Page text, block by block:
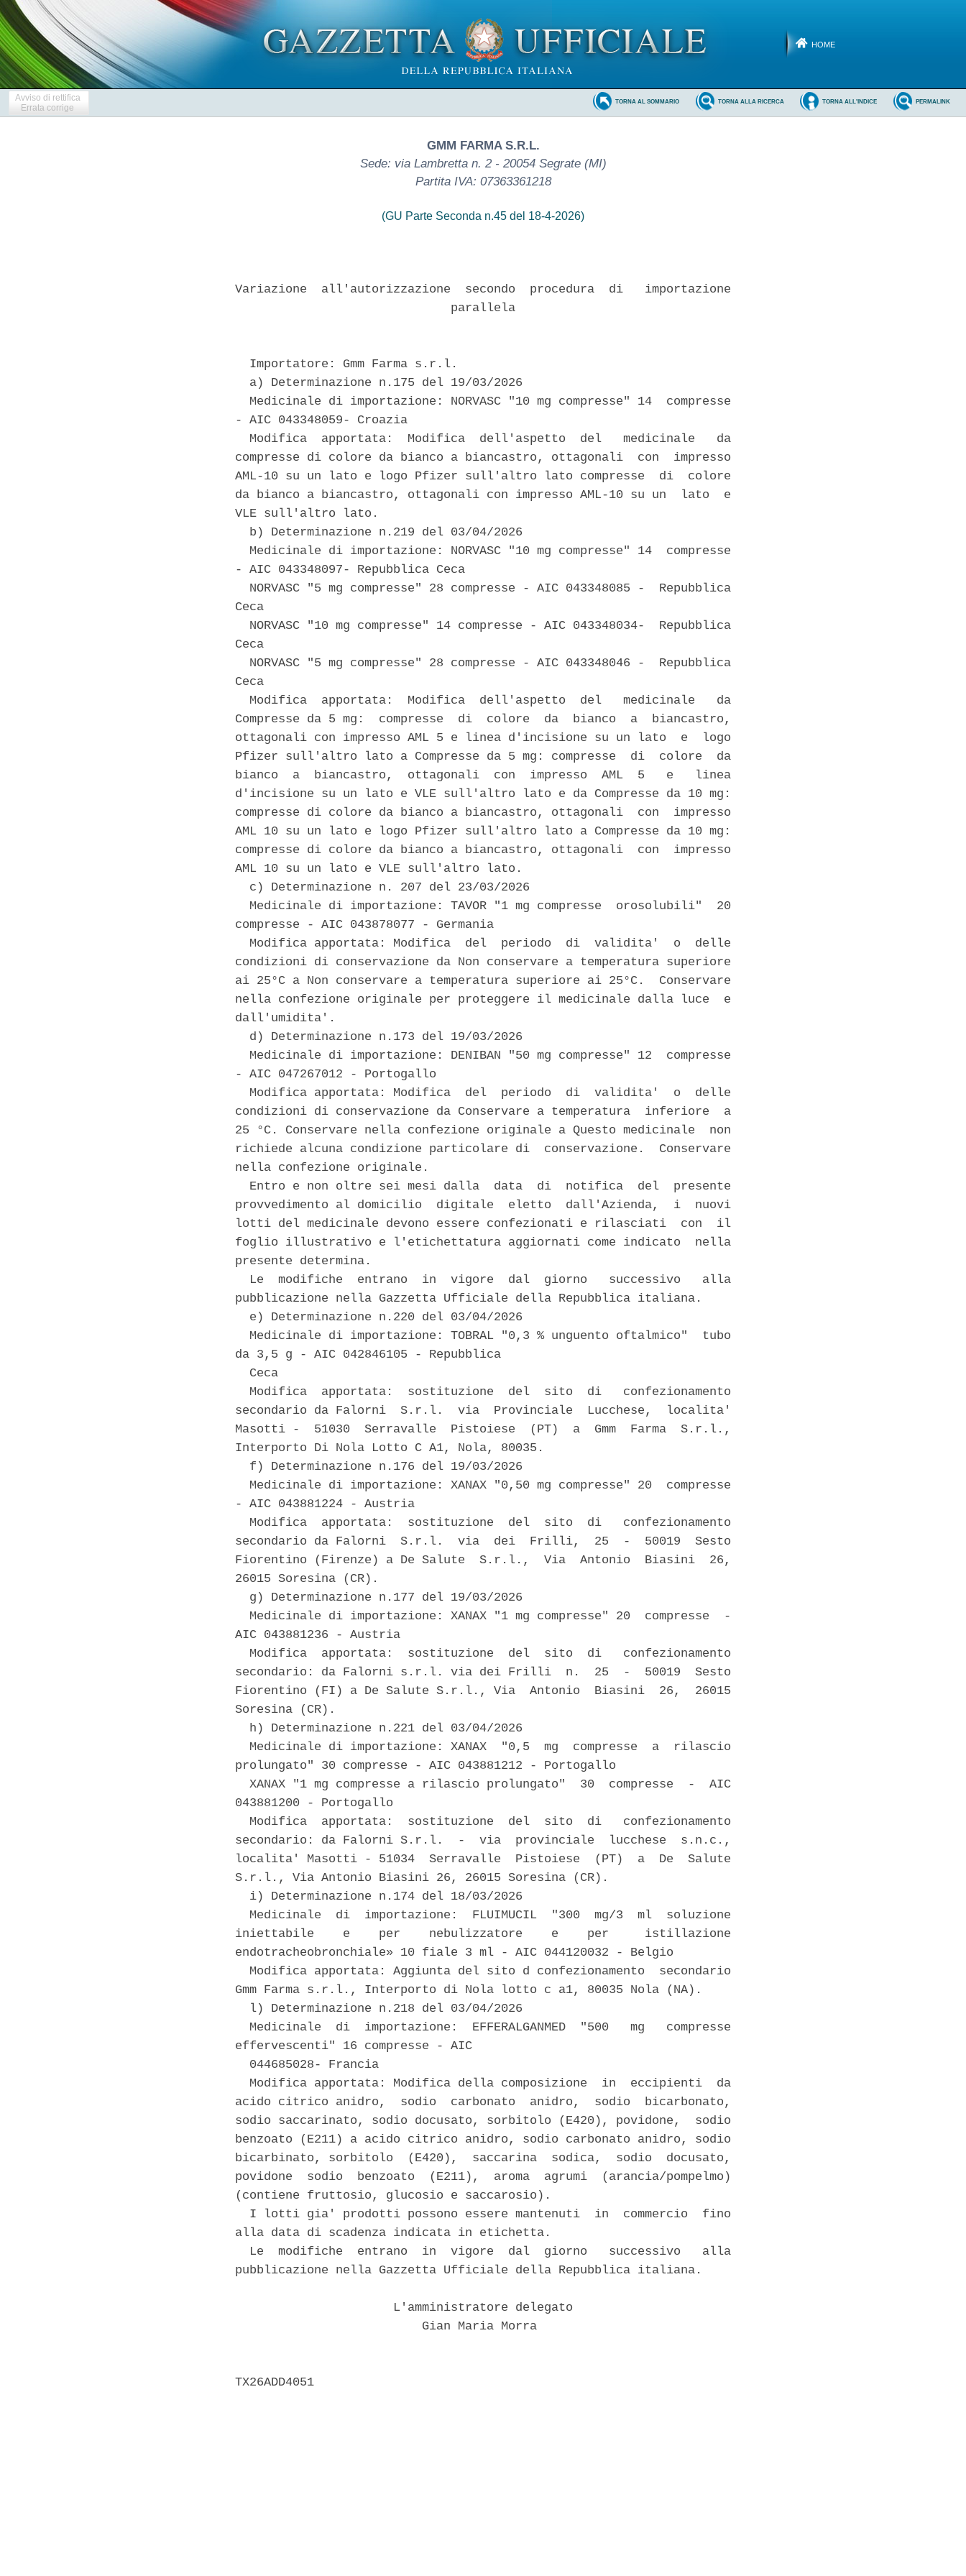
HOME
Avviso di rettifica
Errata corrige
PERMALINK
TORNA ALL'INDICE
TORNA ALLA RICERCA
TORNA AL SOMMARIO
GMM FARMA S.R.L.
Sede: via Lambretta n. 2 - 20054 Segrate (MI)
Partita IVA: 07363361218
(GU Parte Seconda n.45 del 18-4-2026)
Variazione  all'autorizzazione  secondo  procedura  di   importazione
                              parallela
  Importatore: Gmm Farma s.r.l.
  a) Determinazione n.175 del 19/03/2026
  Medicinale di importazione: NORVASC "10 mg compresse" 14  compresse
- AIC 043348059- Croazia
  Modifica  apportata:  Modifica  dell'aspetto  del   medicinale   da
compresse di colore da bianco a biancastro, ottagonali  con  impresso
AML-10 su un lato e logo Pfizer sull'altro lato compresse  di  colore
da bianco a biancastro, ottagonali con impresso AML-10 su un  lato  e
VLE sull'altro lato.
  b) Determinazione n.219 del 03/04/2026
  Medicinale di importazione: NORVASC "10 mg compresse" 14  compresse
- AIC 043348097- Repubblica Ceca
  NORVASC "5 mg compresse" 28 compresse - AIC 043348085 -  Repubblica
Ceca
  NORVASC "10 mg compresse" 14 compresse - AIC 043348034-  Repubblica
Ceca
  NORVASC "5 mg compresse" 28 compresse - AIC 043348046 -  Repubblica
Ceca
  Modifica  apportata:  Modifica  dell'aspetto  del   medicinale   da
Compresse da 5 mg:  compresse  di  colore  da  bianco  a  biancastro,
ottagonali con impresso AML 5 e linea d'incisione su un lato  e  logo
Pfizer sull'altro lato a Compresse da 5 mg: compresse  di  colore  da
bianco  a  biancastro,  ottagonali  con  impresso  AML  5   e   linea
d'incisione su un lato e VLE sull'altro lato e da Compresse da 10 mg:
compresse di colore da bianco a biancastro, ottagonali  con  impresso
AML 10 su un lato e logo Pfizer sull'altro lato a Compresse da 10 mg:
compresse di colore da bianco a biancastro, ottagonali  con  impresso
AML 10 su un lato e VLE sull'altro lato.
  c) Determinazione n. 207 del 23/03/2026
  Medicinale di importazione: TAVOR "1 mg compresse  orosolubili"  20
compresse - AIC 043878077 - Germania
  Modifica apportata: Modifica  del  periodo  di  validita'  o  delle
condizioni di conservazione da Non conservare a temperatura superiore
ai 25°C a Non conservare a temperatura superiore ai 25°C.  Conservare
nella confezione originale per proteggere il medicinale dalla luce  e
dall'umidita'.
  d) Determinazione n.173 del 19/03/2026
  Medicinale di importazione: DENIBAN "50 mg compresse" 12  compresse
- AIC 047267012 - Portogallo
  Modifica apportata: Modifica  del  periodo  di  validita'  o  delle
condizioni di conservazione da Conservare a temperatura  inferiore  a
25 °C. Conservare nella confezione originale a Questo medicinale  non
richiede alcuna condizione particolare di  conservazione.  Conservare
nella confezione originale.
  Entro e non oltre sei mesi dalla  data  di  notifica  del  presente
provvedimento al domicilio  digitale  eletto  dall'Azienda,  i  nuovi
lotti del medicinale devono essere confezionati e rilasciati  con  il
foglio illustrativo e l'etichettatura aggiornati come indicato  nella
presente determina.
  Le  modifiche  entrano  in  vigore  dal  giorno   successivo   alla
pubblicazione nella Gazzetta Ufficiale della Repubblica italiana.
  e) Determinazione n.220 del 03/04/2026
  Medicinale di importazione: TOBRAL "0,3 % unguento oftalmico"  tubo
da 3,5 g - AIC 042846105 - Repubblica
  Ceca
  Modifica  apportata:  sostituzione  del  sito  di   confezionamento
secondario da Falorni  S.r.l.  via  Provinciale  Lucchese,  localita'
Masotti -  51030  Serravalle  Pistoiese  (PT)  a  Gmm  Farma  S.r.l.,
Interporto Di Nola Lotto C A1, Nola, 80035.
  f) Determinazione n.176 del 19/03/2026
  Medicinale di importazione: XANAX "0,50 mg compresse" 20  compresse
- AIC 043881224 - Austria
  Modifica  apportata:  sostituzione  del  sito  di   confezionamento
secondario da Falorni  S.r.l.  via  dei  Frilli,  25  -  50019  Sesto
Fiorentino (Firenze) a De Salute  S.r.l.,  Via  Antonio  Biasini  26,
26015 Soresina (CR).
  g) Determinazione n.177 del 19/03/2026
  Medicinale di importazione: XANAX "1 mg compresse" 20  compresse  -
AIC 043881236 - Austria
  Modifica  apportata:  sostituzione  del  sito  di   confezionamento
secondario: da Falorni s.r.l. via dei Frilli  n.  25  -  50019  Sesto
Fiorentino (FI) a De Salute S.r.l., Via  Antonio  Biasini  26,  26015
Soresina (CR).
  h) Determinazione n.221 del 03/04/2026
  Medicinale di importazione: XANAX  "0,5  mg  compresse  a  rilascio
prolungato" 30 compresse - AIC 043881212 - Portogallo
  XANAX "1 mg compresse a rilascio prolungato"  30  compresse  -  AIC
043881200 - Portogallo
  Modifica  apportata:  sostituzione  del  sito  di   confezionamento
secondario: da Falorni S.r.l.  -  via  provinciale  lucchese  s.n.c.,
localita' Masotti - 51034  Serravalle  Pistoiese  (PT)  a  De  Salute
S.r.l., Via Antonio Biasini 26, 26015 Soresina (CR).
  i) Determinazione n.174 del 18/03/2026
  Medicinale  di  importazione:  FLUIMUCIL  "300  mg/3  ml  soluzione
iniettabile    e    per    nebulizzatore    e    per     istillazione
endotracheobronchiale» 10 fiale 3 ml - AIC 044120032 - Belgio
  Modifica apportata: Aggiunta del sito d confezionamento  secondario
Gmm Farma s.r.l., Interporto di Nola lotto c a1, 80035 Nola (NA).
  l) Determinazione n.218 del 03/04/2026
  Medicinale  di  importazione:  EFFERALGANMED  "500   mg   compresse
effervescenti" 16 compresse - AIC
  044685028- Francia
  Modifica apportata: Modifica della composizione  in  eccipienti  da
acido citrico anidro,  sodio  carbonato  anidro,  sodio  bicarbonato,
sodio saccarinato, sodio docusato, sorbitolo (E420), povidone,  sodio
benzoato (E211) a acido citrico anidro, sodio carbonato anidro, sodio
bicarbinato, sorbitolo  (E420),  saccarina  sodica,  sodio  docusato,
povidone  sodio  benzoato  (E211),  aroma  agrumi  (arancia/pompelmo)
(contiene fruttosio, glucosio e saccarosio).
  I lotti gia' prodotti possono essere mantenuti  in  commercio  fino
alla data di scadenza indicata in etichetta.
  Le  modifiche  entrano  in  vigore  dal  giorno   successivo   alla
pubblicazione nella Gazzetta Ufficiale della Repubblica italiana.
                      L'amministratore delegato
                          Gian Maria Morra